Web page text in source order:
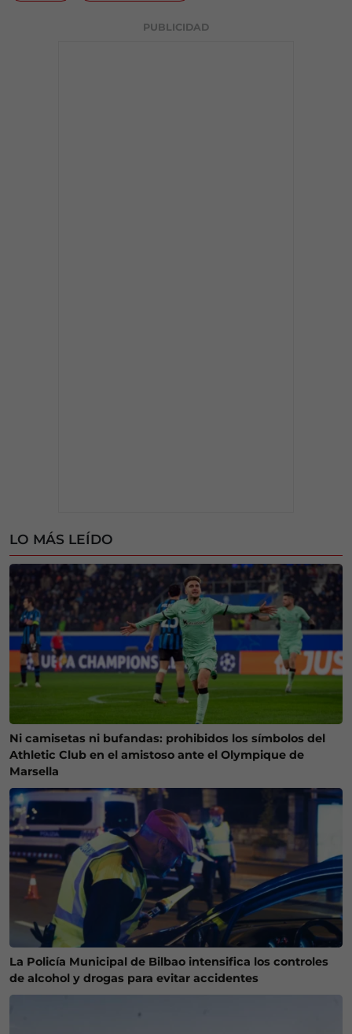
PUBLICIDAD
LO MÁS LEÍDO
Ni camisetas ni bufandas: prohibidos los símbolos del
Athletic Club en el amistoso ante el Olympique de
Marsella
La Policía Municipal de Bilbao intensifica los controles
de alcohol y drogas para evitar accidentes